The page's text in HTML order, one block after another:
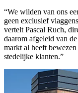
“We wilden van ons
geen exclusief
vertelt Pascal Ruch,
daarom afgeleid van
markt al heeft
stedelijke klanten.”